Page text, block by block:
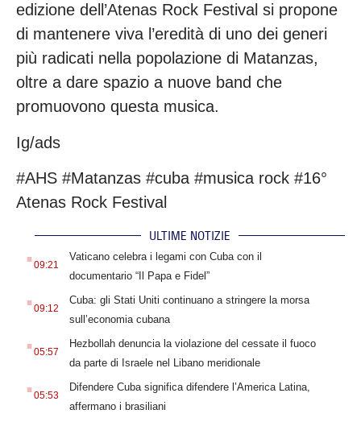
edizione dell’Atenas Rock Festival si propone
di mantenere viva l’eredità di uno dei generi
più radicati nella popolazione di Matanzas,
oltre a dare spazio a nuove band che
promuovono questa musica.
Ig/ads
#AHS #Matanzas #cuba #musica rock #16°
Atenas Rock Festival
ULTIME NOTIZIE
.09:21
Vaticano celebra i legami con Cuba con il
documentario “Il Papa e Fidel”
.09:12
Cuba: gli Stati Uniti continuano a stringere la morsa
sull’economia cubana
.05:57
Hezbollah denuncia la violazione del cessate il fuoco
da parte di Israele nel Libano meridionale
.05:53
Difendere Cuba significa difendere l’America Latina,
affermano i brasiliani